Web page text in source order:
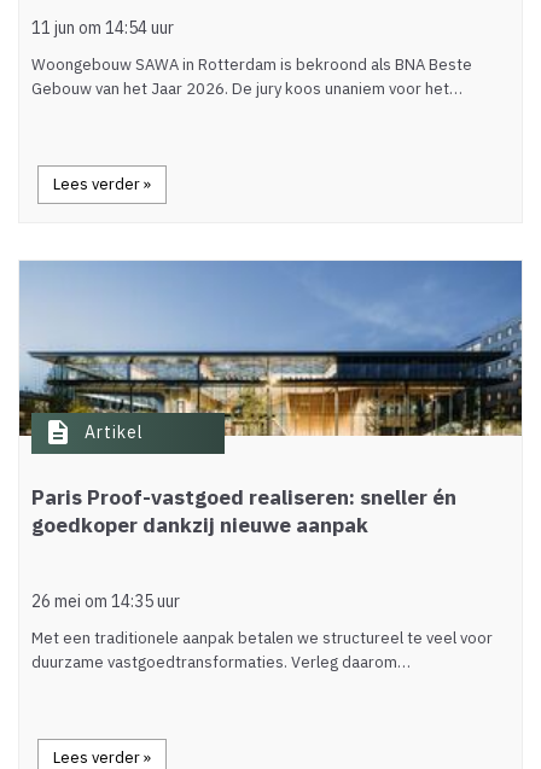
11 jun om 14:54 uur
Woongebouw SAWA in Rotterdam is bekroond als BNA Beste
Gebouw van het Jaar 2026. De jury koos unaniem voor het…
Lees verder »
description Artikel
Paris Proof-vastgoed realiseren: sneller én
goedkoper dankzij nieuwe aanpak
26 mei om 14:35 uur
Met een traditionele aanpak betalen we structureel te veel voor
duurzame vastgoedtransformaties. Verleg daarom…
Lees verder »